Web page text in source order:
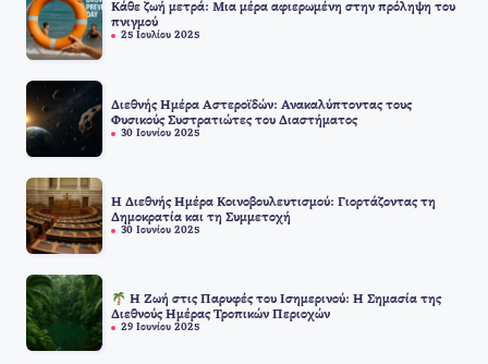
Κάθε ζωή μετρά: Μια μέρα αφιερωμένη στην πρόληψη του
πνιγμού
25 Ιουλίου 2025
Διεθνής Ημέρα Αστεροϊδών: Ανακαλύπτοντας τους
Φυσικούς Συστρατιώτες του Διαστήματος
30 Ιουνίου 2025
Η Διεθνής Ημέρα Κοινοβουλευτισμού: Γιορτάζοντας τη
Δημοκρατία και τη Συμμετοχή
30 Ιουνίου 2025
Η Ζωή στις Παρυφές του Ισημερινού: Η Σημασία της
Διεθνούς Ημέρας Τροπικών Περιοχών
29 Ιουνίου 2025